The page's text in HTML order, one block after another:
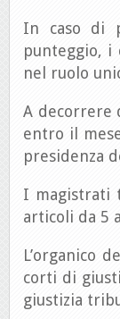
In caso di
punteggio,
nel ruolo
A decorrere
entro il
presidenza
I magistrati
articoli da 5
L’organico
corti di
giustizia